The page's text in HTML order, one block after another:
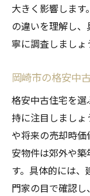
大きく影響しま
の違いを理解し
寧に調査しましょ
岡崎市の格安中
格安中古住宅を
持に注目しまし
や将来の売却時
安物件は郊外や
す。具体的には
門家の目で確認し